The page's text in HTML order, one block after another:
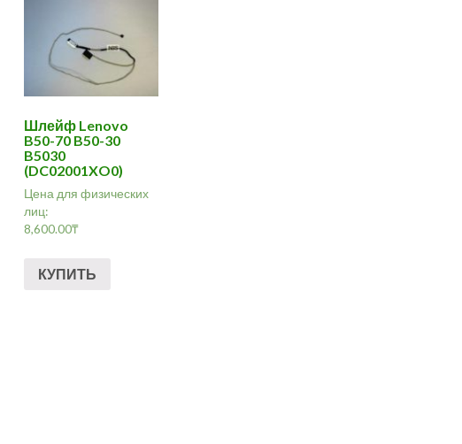
Шлейф Lenovo
B50-70 B50-30
B5030
(DC02001XO0)
Цена для физических
лиц:
8,600.00₸
КУПИТЬ